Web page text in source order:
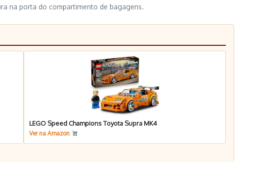
na porta do compartimento de bagagens.
LEGO Speed Champions Toyota Supra MK4
Ver na Amazon